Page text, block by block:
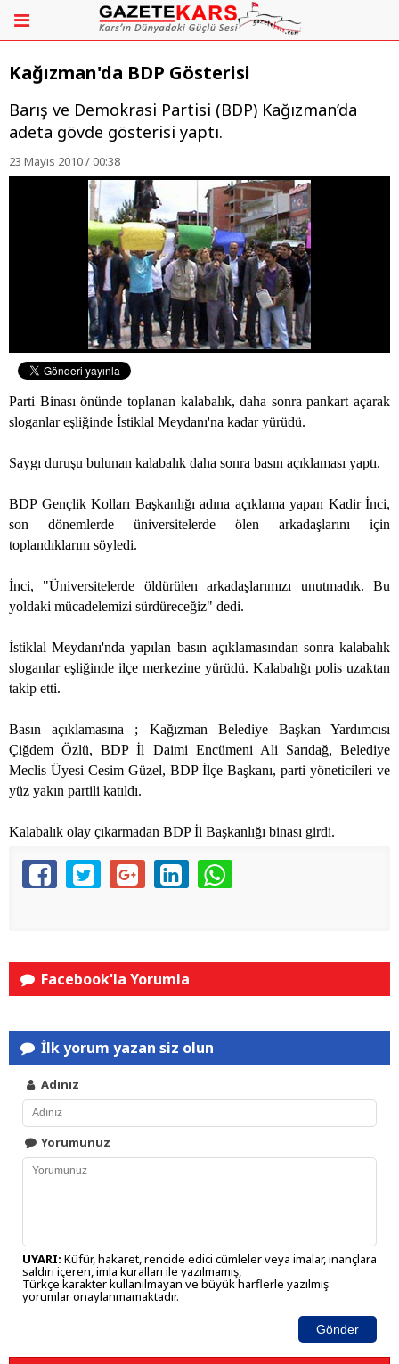
Kağızman'da BDP Gösterisi
Barış ve Demokrasi Partisi (BDP) Kağızman’da
adeta gövde gösterisi yaptı.
23 Mayıs 2010 / 00:38
Parti Binası önünde toplanan kalabalık, daha sonra pankart açarak
sloganlar eşliğinde İstiklal Meydanı'na kadar yürüdü.
Saygı duruşu bulunan kalabalık daha sonra basın açıklaması yaptı.
BDP Gençlik Kolları Başkanlığı adına açıklama yapan Kadir İnci,
son dönemlerde üniversitelerde ölen arkadaşlarını için
toplandıklarını söyledi.
İnci, "Üniversitelerde öldürülen arkadaşlarımızı unutmadık. Bu
yoldaki mücadelemizi sürdüreceğiz" dedi.
İstiklal Meydanı'nda yapılan basın açıklamasından sonra kalabalık
sloganlar eşliğinde ilçe merkezine yürüdü. Kalabalığı polis uzaktan
takip etti.
Basın açıklamasına ; Kağızman Belediye Başkan Yardımcısı
Çiğdem Özlü, BDP İl Daimi Encümeni Ali Sarıdağ, Belediye
Meclis Üyesi Cesim Güzel, BDP İlçe Başkanı, parti yöneticileri ve
yüz yakın partili katıldı.
Kalabalık olay çıkarmadan BDP İl Başkanlığı binası girdi.
Facebook'la Yorumla
İlk yorum yazan siz olun
Adınız
Yorumunuz
UYARI: Küfür, hakaret, rencide edici cümleler veya imalar, inançlara
saldırı içeren, imla kuralları ile yazılmamış,
Türkçe karakter kullanılmayan ve büyük harflerle yazılmış
yorumlar onaylanmamaktadır.
Gönder